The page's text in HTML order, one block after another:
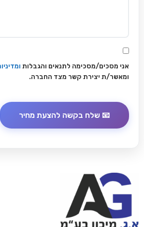
אני מסכים/מסכימה לתנאים והגבלות
ומאשר/ת יצירת קשר מצד החברה.